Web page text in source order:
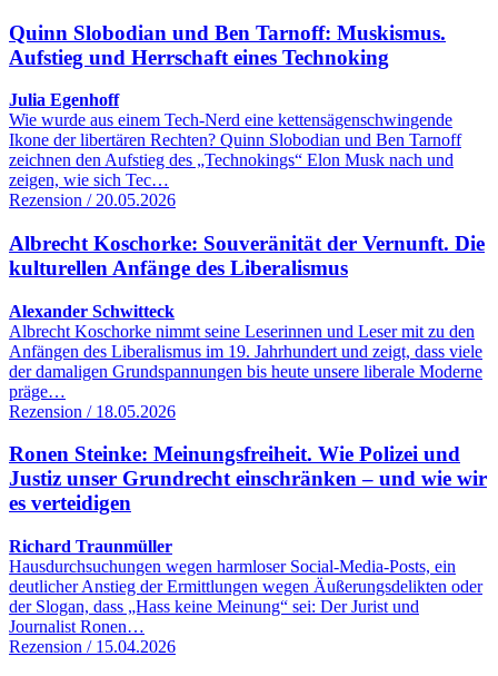
Quinn Slobodian und Ben Tarnoff: Muskismus.
Aufstieg und Herrschaft eines Technoking
Julia Egenhoff
Wie wurde aus einem Tech-Nerd eine kettensägenschwingende
Ikone der libertären Rechten? Quinn Slobodian und Ben Tarnoff
zeichnen den Aufstieg des „Technokings“ Elon Musk nach und
zeigen, wie sich Tec…
Rezension / 20.05.2026
Albrecht Koschorke: Souveränität der Vernunft. Die
kulturellen Anfänge des Liberalismus
Alexander Schwitteck
Albrecht Koschorke nimmt seine Leserinnen und Leser mit zu den
Anfängen des Liberalismus im 19. Jahrhundert und zeigt, dass viele
der damaligen Grundspannungen bis heute unsere liberale Moderne
präge…
Rezension / 18.05.2026
Ronen Steinke: Meinungsfreiheit. Wie Polizei und
Justiz unser Grundrecht einschränken – und wie wir
es verteidigen
Richard Traunmüller
Hausdurchsuchungen wegen harmloser Social-Media-Posts, ein
deutlicher Anstieg der Ermittlungen wegen Äußerungsdelikten oder
der Slogan, dass „Hass keine Meinung“ sei: Der Jurist und
Journalist Ronen…
Rezension / 15.04.2026